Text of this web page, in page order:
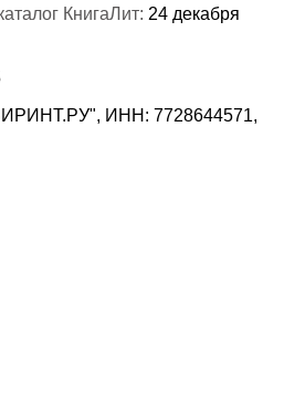
КнигаЛит: 24 декабря
ИНН: 7728644571,